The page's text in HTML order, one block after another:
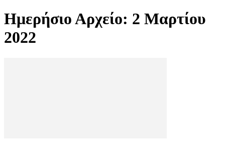
Ημερήσιο Αρχείο: 2 Μαρτίου
2022